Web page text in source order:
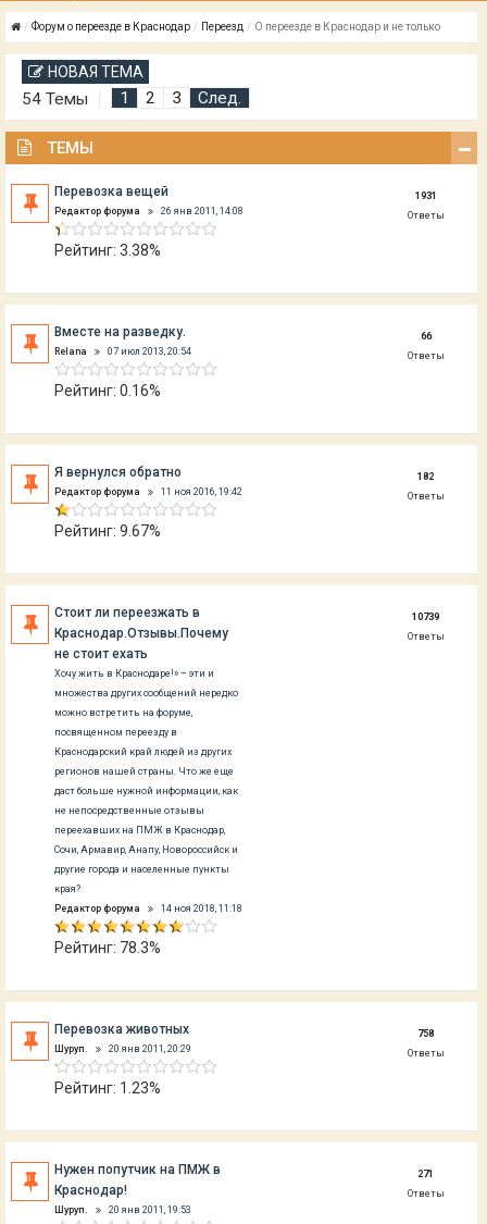
Форум о переезде в Краснодар Переезд О переезде в Краснодар и не только
НОВАЯ ТЕМА
54 Темы 1 2 3 След.
ТЕМЫ
Перевозка вещей
Редактор форума 26 янв 2011, 14:08
Рейтинг: 3.38%
1931
Ответы
Вместе на разведку.
Relana 07 июл 2013, 20:54
Рейтинг: 0.16%
66
Ответы
Я вернулся обратно
Редактор форума 11 ноя 2016, 19:42
Рейтинг: 9.67%
182
Ответы
Стоит ли переезжать в
Краснодар.Отзывы.Почему
не стоит ехать
Хочу жить в Краснодаре!» – эти и
множества других сообщений нередко
можно встретить на форуме,
посвященном переезду в
Краснодарский край людей из других
регионов нашей страны. Что же еще
даст больше нужной информации, как
не непосредственные отзывы
переехавших на ПМЖ в Краснодар,
Сочи, Армавир, Анапу, Новороссийск и
другие города и населенные пункты
края?
Редактор форума
14 ноя 2018, 11:18
Рейтинг: 78.3%
10739
Ответы
Перевозка животных
Шуруп. 20 янв 2011, 20:29
Рейтинг: 1.23%
758
Ответы
Нужен попутчик на ПМЖ в
Краснодар!
Шуруп. 20 янв 2011, 19:53
271
Ответы